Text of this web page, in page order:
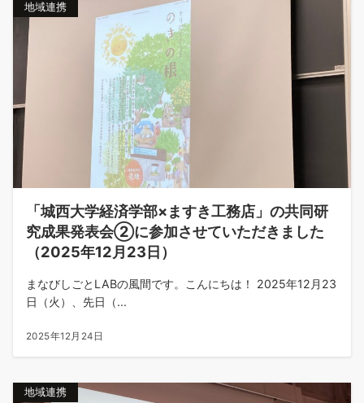
地域連携
「城西大学経済学部×ますき工務店」の共同研
究成果発表会②に参加させていただきました
（2025年12月23日）
まなびしごとLABの風間です。こんにちは！ 2025年12月23
日（火）、先日（...
2025年12月24日
地域連携